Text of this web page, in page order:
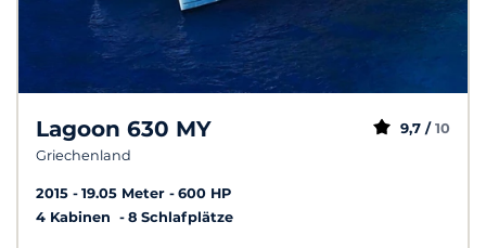
Lagoon 630 MY
Griechenland
9,7 / 10
2015 19.05 Meter
600 HP
4 Kabinen
8 Schlafplätze